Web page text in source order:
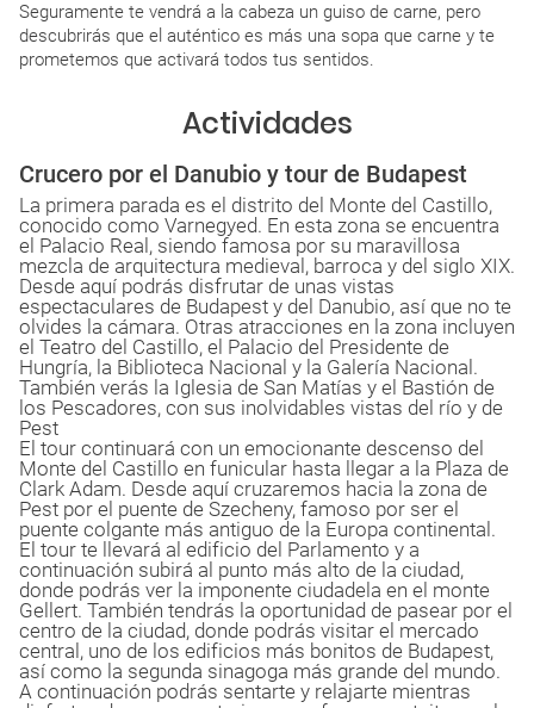
Seguramente te vendrá a la cabeza un guiso de carne, pero
descubrirás que el auténtico es más una sopa que carne y te
prometemos que activará todos tus sentidos.
Actividades
Crucero por el Danubio y tour de Budapest
La primera parada es el distrito del Monte del Castillo,
conocido como Varnegyed. En esta zona se encuentra
el Palacio Real, siendo famosa por su maravillosa
mezcla de arquitectura medieval, barroca y del siglo XIX.
Desde aquí podrás disfrutar de unas vistas
espectaculares de Budapest y del Danubio, así que no te
olvides la cámara. Otras atracciones en la zona incluyen
el Teatro del Castillo, el Palacio del Presidente de
Hungría, la Biblioteca Nacional y la Galería Nacional.
También verás la Iglesia de San Matías y el Bastión de
los Pescadores, con sus inolvidables vistas del río y de
Pest
El tour continuará con un emocionante descenso del
Monte del Castillo en funicular hasta llegar a la Plaza de
Clark Adam. Desde aquí cruzaremos hacia la zona de
Pest por el puente de Szecheny, famoso por ser el
puente colgante más antiguo de la Europa continental.
El tour te llevará al edificio del Parlamento y a
continuación subirá al punto más alto de la ciudad,
donde podrás ver la imponente ciudadela en el monte
Gellert. También tendrás la oportunidad de pasear por el
centro de la ciudad, donde podrás visitar el mercado
central, uno de los edificios más bonitos de Budapest,
así como la segunda sinagoga más grande del mundo.
A continuación podrás sentarte y relajarte mientras